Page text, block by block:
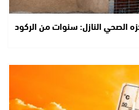
الصحي النازل: سنوات من الركود